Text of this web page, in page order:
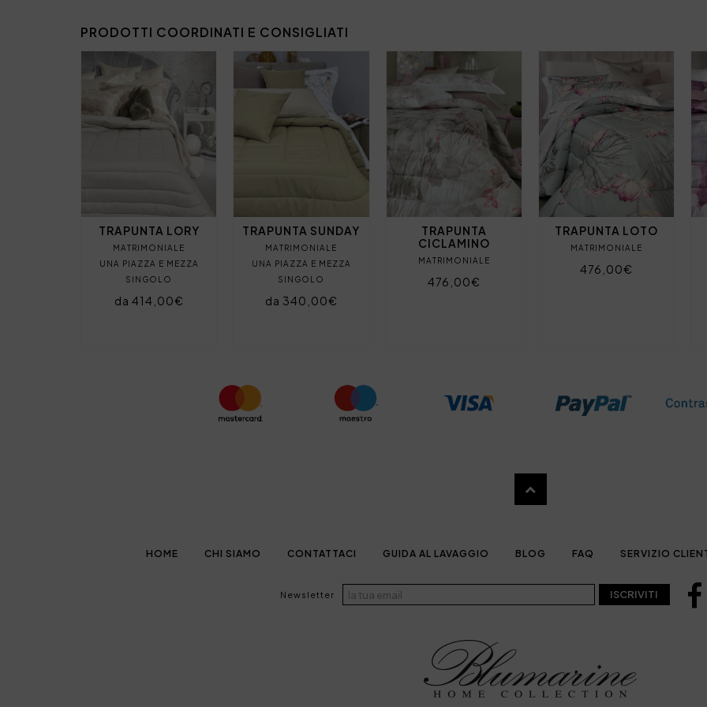
PRODOTTI COORDINATI E CONSIGLIATI
TRAPUNTA LORY
MATRIMONIALE
UNA PIAZZA E MEZZA
SINGOLO
da 414,00€
TRAPUNTA SUNDAY
MATRIMONIALE
UNA PIAZZA E MEZZA
SINGOLO
da 340,00€
TRAPUNTA
CICLAMINO
MATRIMONIALE
476,00€
TRAPUNTA LOTO
MATRIMONIALE
476,00€
HOME CHI SIAMO CONTATTACI GUIDA AL LAVAGGIO BLOG FAQ SERVIZIO
Newsletter ISCRIVITI